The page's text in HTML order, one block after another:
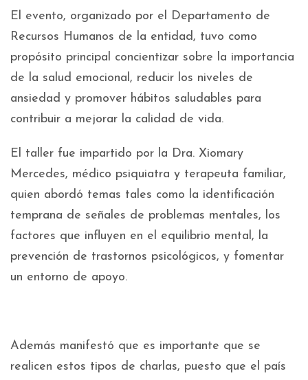
El evento, organizado por el Departamento de
Recursos Humanos de la entidad, tuvo como
propósito principal concientizar sobre la importancia
de la salud emocional, reducir los niveles de
ansiedad y promover hábitos saludables para
contribuir a mejorar la calidad de vida.
El taller fue impartido por la Dra. Xiomary
Mercedes, médico psiquiatra y terapeuta familiar,
quien abordó temas tales como la identificación
temprana de señales de problemas mentales, los
factores que influyen en el equilibrio mental, la
prevención de trastornos psicológicos, y fomentar
un entorno de apoyo.
Además manifestó que es importante que se
realicen estos tipos de charlas, puesto que el país